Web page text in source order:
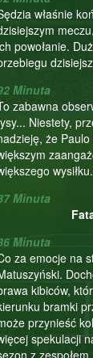
właśnie
powołanie.
Minuta
zabawna
Niestety,
że
Minuta
Minuta
za emocje na
kibiców,
bramki
przynieść
spekulacji
z